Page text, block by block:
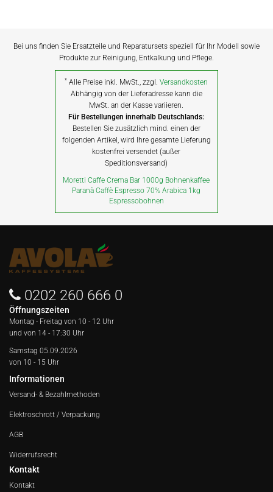
Bei uns finden Sie Ersatzteile und Reparatursets speziell für Ihr Modell sowie
Produkte zur Reinigung, Entkalkung und Pflege.
* Alle Preise inkl. MwSt., zzgl.Versandkosten
Abhängig von der Lieferadresse kann die
MwSt. an der Kasse variieren.
Für Bestellungen innerhalb Deutschlands:
Bestellen Sie zusätzlich mind. einen der
folgenden Artikel, wird Ihre gesamte Lieferung
kostenfrei versendet (außer
Speditionsversand)
Moretti Caffe Crema Bar 1000g Bohnenkaffee
Paranà Caffè Espresso 70% Arabica 1kg
Espressobohnen
0202 260 666 0
Öffnungszeiten
Montag - Freitag von 10 - 12 Uhr
und von 14 - 17:30 Uhr
Samstag 05.09.2026
von 10 - 15 Uhr
Informationen
Versand- & Bezahlmethoden
Elektroschrott / Verpackung
AGB
Widerrufsrecht
Kontakt
Kontakt